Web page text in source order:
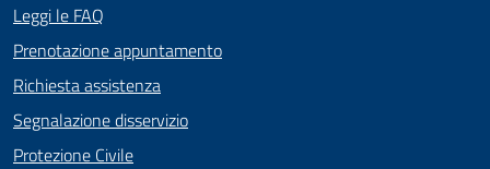
Leggi le FAQ
Prenotazione appuntamento
Richiesta assistenza
Segnalazione disservizio
Protezione Civile